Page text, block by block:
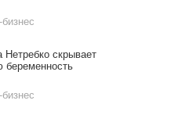
Нетребко скрывает
беременность